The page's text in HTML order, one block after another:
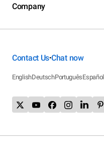
Company
Contact Us•Chat now
EnglishDeutschPortuguêsEspañol